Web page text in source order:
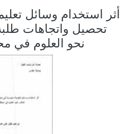
أثر استخدام وسائل
تحصيل واتجاهات
نحو العلوم في